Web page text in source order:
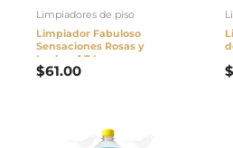
Limpiadores de piso
Limpiador Fabuloso
Sensaciones Rosas y
Lychee 1.7 L
$61.00 $